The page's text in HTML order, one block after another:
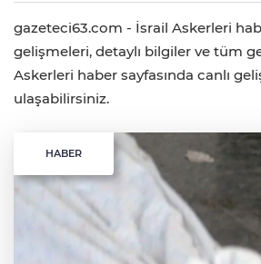
gazeteci63.com - İsrail Askerleri
gelişmeleri, detaylı bilgiler ve tüm
Askerleri haber sayfasında canlı
ulaşabilirsiniz.
HABER